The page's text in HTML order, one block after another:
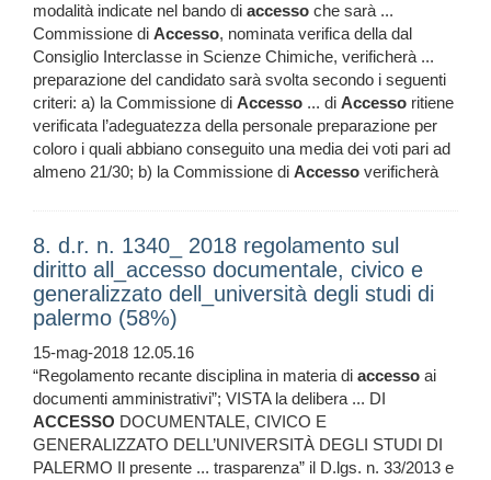
modalità indicate nel bando di accesso che sarà ...
Commissione di Accesso, nominata verifica della dal
Consiglio Interclasse in Scienze Chimiche, verificherà ...
preparazione del candidato sarà svolta secondo i seguenti
criteri: a) la Commissione di Accesso ... di Accesso ritiene
verificata l’adeguatezza della personale preparazione per
coloro i quali abbiano conseguito una media dei voti pari ad
almeno 21/30; b) la Commissione di Accesso verificherà
8. d.r. n. 1340_ 2018 regolamento sul
diritto all_accesso documentale, civico e
generalizzato dell_università degli studi di
palermo (58%)
15-mag-2018 12.05.16
“Regolamento recante disciplina in materia di accesso ai
documenti amministrativi”; VISTA la delibera ... DI
ACCESSO DOCUMENTALE, CIVICO E
GENERALIZZATO DELL’UNIVERSITÀ DEGLI STUDI DI
PALERMO Il presente ... trasparenza” il D.lgs. n. 33/2013 e